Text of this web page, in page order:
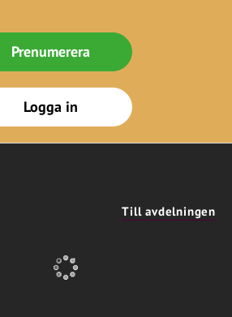
Prenumerera
Logga in
Till avdelningen